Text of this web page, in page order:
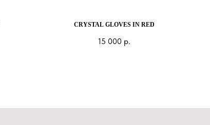
CRYSTAL GLOVES IN RED
15 000 р.